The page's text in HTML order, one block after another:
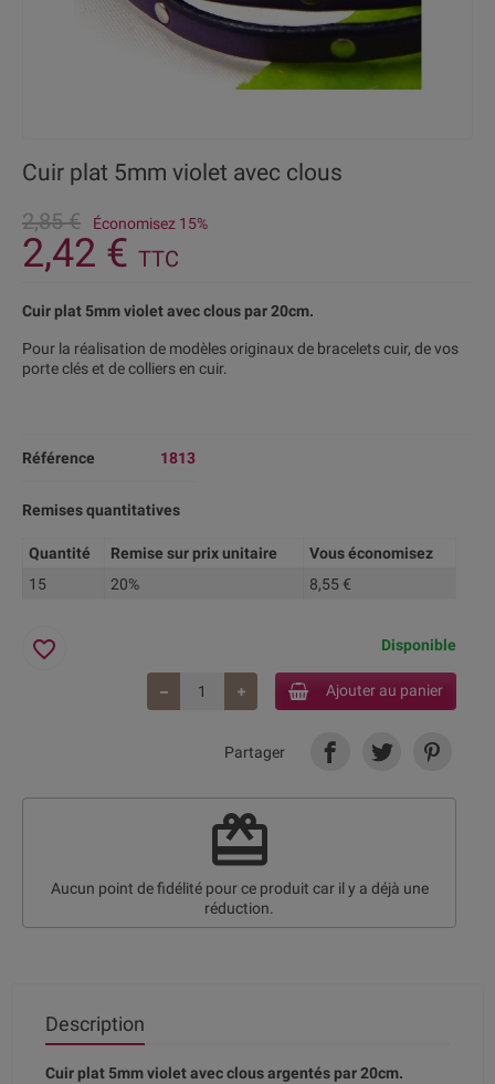
Cuir plat 5mm violet avec clous
2,85 €
Économisez 15%
2,42 € TTC
Cuir plat 5mm violet avec clous par 20cm.
Pour la réalisation de modèles originaux de bracelets cuir, de vos
porte clés et de colliers en cuir.
Référence 1813
Remises quantitatives
Quantité Remise sur prix unitaire
Vous économisez
15
20% 8,55 €
Disponible
Ajouter au panier
favorite_border
Partager
redeem
Aucun point de fidélité pour ce produit car il y a déjà une
réduction.
Description
Cuir plat 5mm violet avec clous argentés par 20cm.